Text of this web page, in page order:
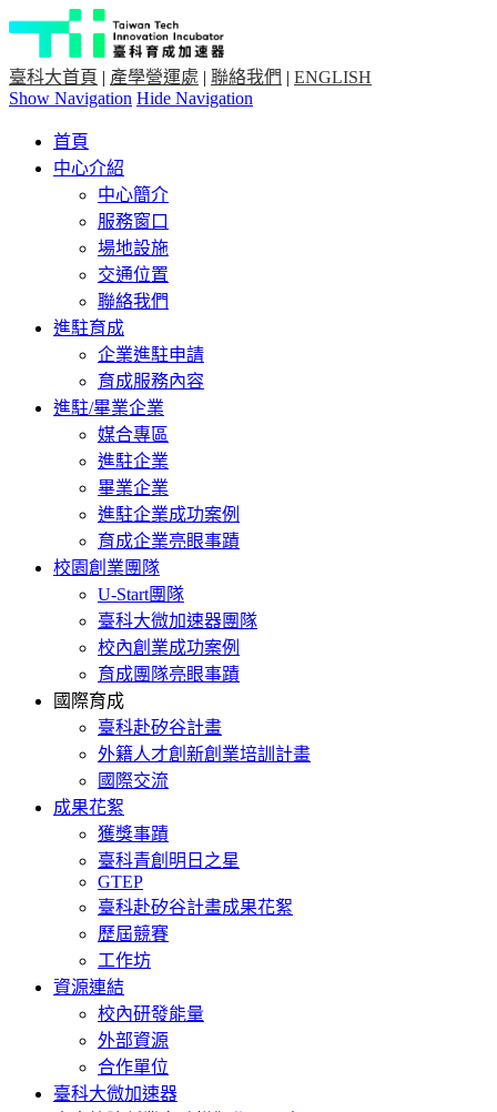
臺科大首頁 | 產學營運處 | 聯絡我們 | ENGLISH
Show Navigation Hide Navigation
首頁
中心介紹
中心簡介
服務窗口
場地設施
交通位置
聯絡我們
進駐育成
企業進駐申請
育成服務內容
進駐/畢業企業
媒合專區
進駐企業
畢業企業
進駐企業成功案例
育成企業亮眼事蹟
校園創業團隊
U-Start團隊
臺科大微加速器團隊
校內創業成功案例
育成團隊亮眼事蹟
國際育成
臺科赴矽谷計畫
外籍人才創新創業培訓計畫
國際交流
成果花絮
獲獎事蹟
臺科青創明日之星
GTEP
臺科赴矽谷計畫成果花絮
歷屆競賽
工作坊
資源連結
校內研發能量
外部資源
合作單位
臺科大微加速器